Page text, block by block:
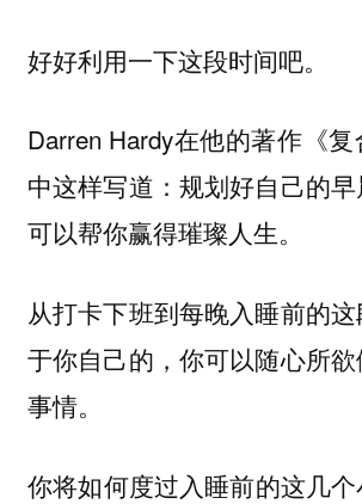
好好利用一下这段时间吧。
Darren Hardy在他的著作《
中这样写道：规划好自己的
可以帮你赢得璀璨人生。
从打卡下班到每晚入睡前的
于你自己的，你可以随心所
事情。
你将如何度过入睡前的这几